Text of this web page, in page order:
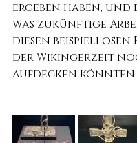
ergeben haben, und
was zukünftige
diesen beispiellosen
der Wikingerzeit
aufdecken könnten.